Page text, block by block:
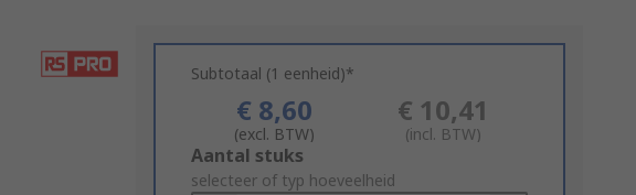
Subtotaal (1 eenheid)*
€ 8,60
(excl. BTW)
€ 10,41
(incl. BTW)
Add
to
Aantal stuks
selecteer of typ hoeveelheid